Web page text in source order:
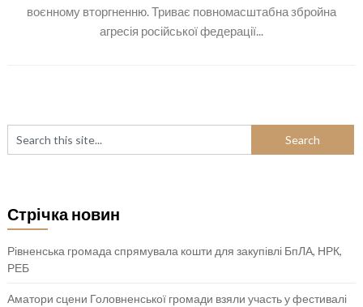
воєнному вторгненню. Триває повномасштабна збройна
агресія російської федерації...
Стрічка новин
Рівненська громада спрямувала кошти для закупівлі БпЛА, НРК,
РЕБ
Аматори сцени Головненської громади взяли участь у фестивалі